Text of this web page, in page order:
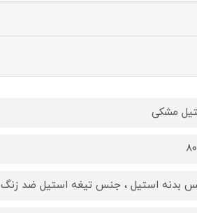
مشکی
بدنه استیل ، جنس تیغه استیل ضد زنگ